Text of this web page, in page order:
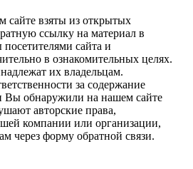
сайте взяты из открытых
ссылку на материал в
сайта и
в ознакомительных целях.
их владельцам.
за содержание
Вы обнаружили на нашем сайте
авторские права,
компании или организации,
через форму обратной связи.